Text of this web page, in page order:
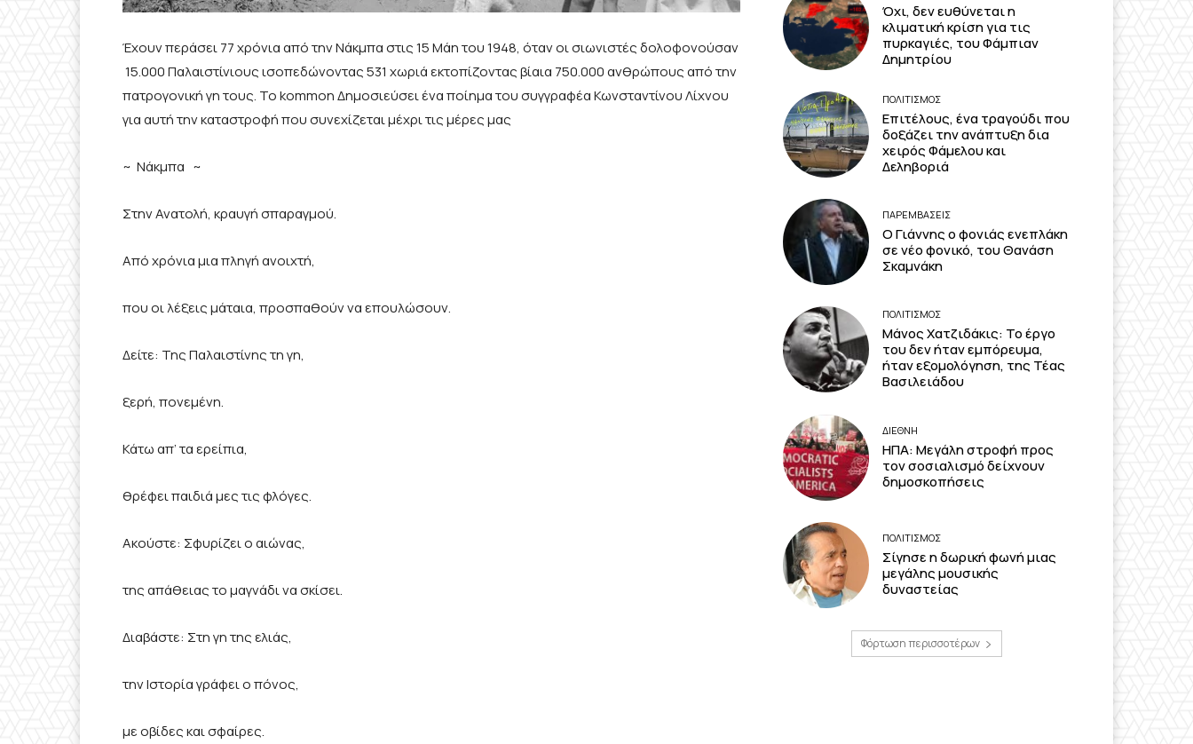
Έχουν περάσει 77 χρόνια από την Νάκμπα στις 15 Μάη του 1948, όταν οι σιωνιστές δολοφονούσαν
15.000 Παλαιστίνιους ισοπεδώνοντας 531 χωριά εκτοπίζοντας βίαια 750.000 ανθρώπους από την
πατρογονική γη τους. Το kommon Δημοσιεύσει ένα ποίημα του συγγραφέα Κωνσταντίνου Λίχνου
για αυτή την καταστροφή που συνεχίζεται μέχρι τις μέρες μας
~ Νάκμπα ~
Στην Ανατολή, κραυγή σπαραγμού.
Από χρόνια μια πληγή ανοιχτή,
που οι λέξεις μάταια, προσπαθούν να επουλώσουν.
Δείτε: Της Παλαιστίνης τη γη,
ξερή, πονεμένη.
Κάτω απ’ τα ερείπια,
θρέφει παιδιά μες τις φλόγες.
Ακούστε: Σφυρίζει ο αιώνας,
της απάθειας το μαγνάδι να σκίσει.
Διαβάστε: Στη γη της ελιάς,
την Ιστορία γράφει ο πόνος,
με οβίδες και σφαίρες.
Όχι, δεν ευθύνεται η
κλιματική κρίση για τις
πυρκαγιές, του Φάμπιαν
Δημητρίου
ΠΟΛΙΤΙΣΜΟΣ
Επιτέλους, ένα τραγούδι που
δοξάζει την ανάπτυξη δια
χειρός Φάμελου και
Δεληβοριά
ΠΑΡΕΜΒΑΣΕΙΣ
Ο Γιάννης ο φονιάς ενεπλάκη
σε νέο φονικό, του Θανάση
Σκαμνάκη
ΠΟΛΙΤΙΣΜΟΣ
Μάνος Χατζιδάκις: Το έργο
του δεν ήταν εμπόρευμα,
ήταν εξομολόγηση, της Τέας
Βασιλειάδου
ΔΙΕΘΝΗ
ΗΠΑ: Μεγάλη στροφή προς
τον σοσιαλισμό δείχνουν
δημοσκοπήσεις
ΠΟΛΙΤΙΣΜΟΣ
Σίγησε η δωρική φωνή μιας
μεγάλης μουσικής
δυναστείας
Φόρτωση περισσοτέρων